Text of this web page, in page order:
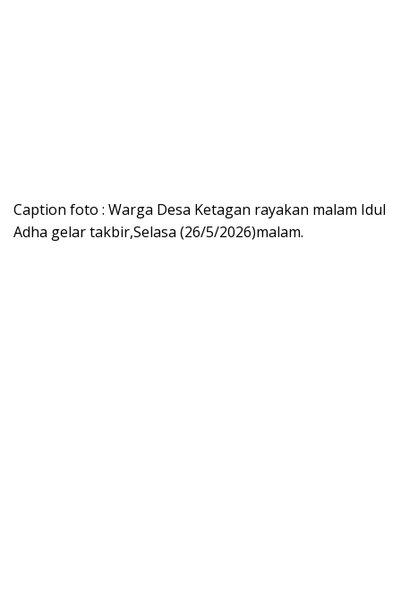
Caption foto : Warga Desa Ketagan rayakan malam Idul
Adha gelar takbir,Selasa (26/5/2026)malam.